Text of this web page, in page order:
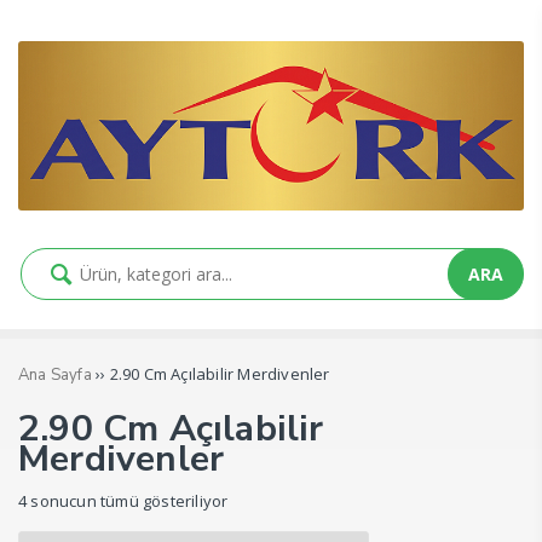
ARA
Ana Sayfa ›› 2.90 Cm Açılabilir Merdivenler
2.90 Cm Açılabilir
Merdivenler
4 sonucun tümü gösteriliyor